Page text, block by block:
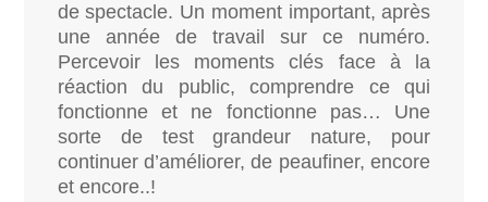
de spectacle. Un moment important, après
une année de travail sur ce numéro.
Percevoir les moments clés face à la
réaction du public, comprendre ce qui
fonctionne et ne fonctionne pas… Une
sorte de test grandeur nature, pour
continuer d’améliorer, de peaufiner, encore
et encore..!